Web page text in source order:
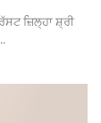
ਜ਼ਿਲ੍ਹਾ ਸ਼੍ਰੀ